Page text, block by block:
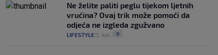
Ne želite paliti peglu tijekom ljetnih
vrućina? Ovaj trik može pomoći da
odjeća ne izgleda zgužvano
LIFESTYLE 5. kol. 0